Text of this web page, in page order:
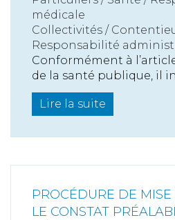
médicale
Collectivités /
Responsabilité
Conformément à l’article
de la santé publique, il
Lire la suite
PROCÉDURE DE MISE
LE CONSTAT